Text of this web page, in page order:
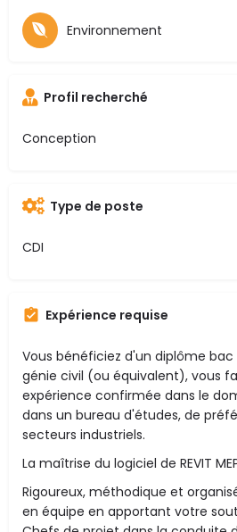
Environnement
Profil recherché
Conception
Type de poste
CDI
Expérience requise
Vous bénéficiez d'un diplôme
génie civil (ou équivalent), vous
expérience confirmée dans le
dans un bureau d'études, de
secteurs industriels.
La maîtrise du logiciel de REVIT
Rigoureux, méthodique et
en équipe en apportant votre